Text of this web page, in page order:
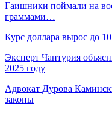
Гаишники поймали на
граммами…
Курс доллара вырос до
Эксперт Чантурия
2025 году
Адвокат Дурова
законы